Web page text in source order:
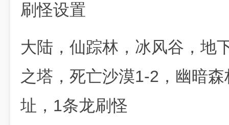
刷怪设置
大陆，仙踪林，冰风谷，地
之塔，死亡沙漠1-2，幽暗
址，1条龙刷怪